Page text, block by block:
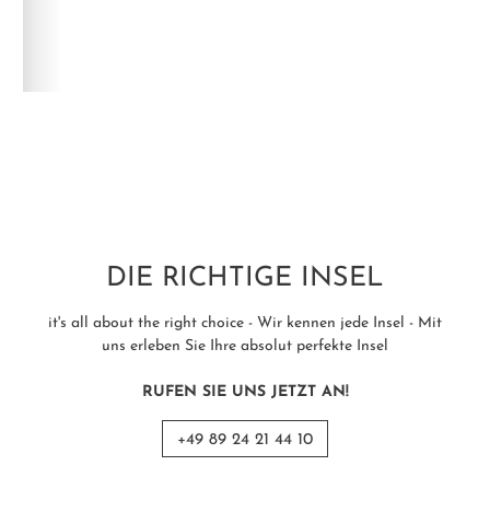
DIE RICHTIGE INSEL
it's all about the right choice - Wir kennen jede Insel - Mit
uns erleben Sie Ihre absolut perfekte Insel
RUFEN SIE UNS JETZT AN!
+49 89 24 21 44 10